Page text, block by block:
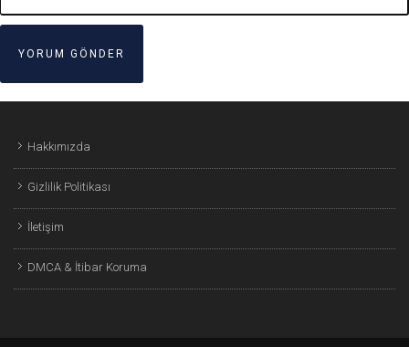
Hakkımızda
Gizlilik Politikası
İletişim
DMCA & İtibar Koruma